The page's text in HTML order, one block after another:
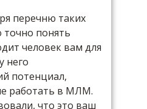
перечню таких
понять
человек вам для
него
потенциал,
работать в МЛМ.
что это ваш